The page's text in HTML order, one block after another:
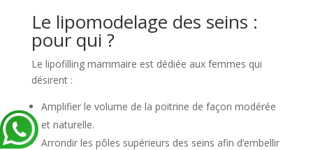
Le lipomodelage des seins :
pour qui ?
Le lipofilling mammaire est dédiée aux femmes qui
désirent :
Amplifier le volume de la poitrine de façon modérée
et naturelle.
Arrondir les pôles supérieurs des seins afin d’embellir